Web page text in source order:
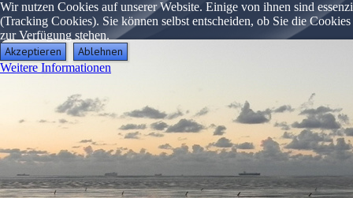
Wir nutzen Cookies auf unserer Website. Einige von ihnen sind
(Tracking Cookies). Sie können selbst entscheiden, ob Sie die
zur Verfügung stehen.
Akzeptieren Ablehnen
Weitere Informationen